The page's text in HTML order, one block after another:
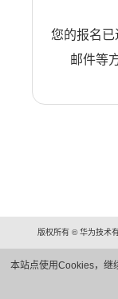
本站点使用Cookies，继
您的报名
邮件等
版权所有 © 华为技术